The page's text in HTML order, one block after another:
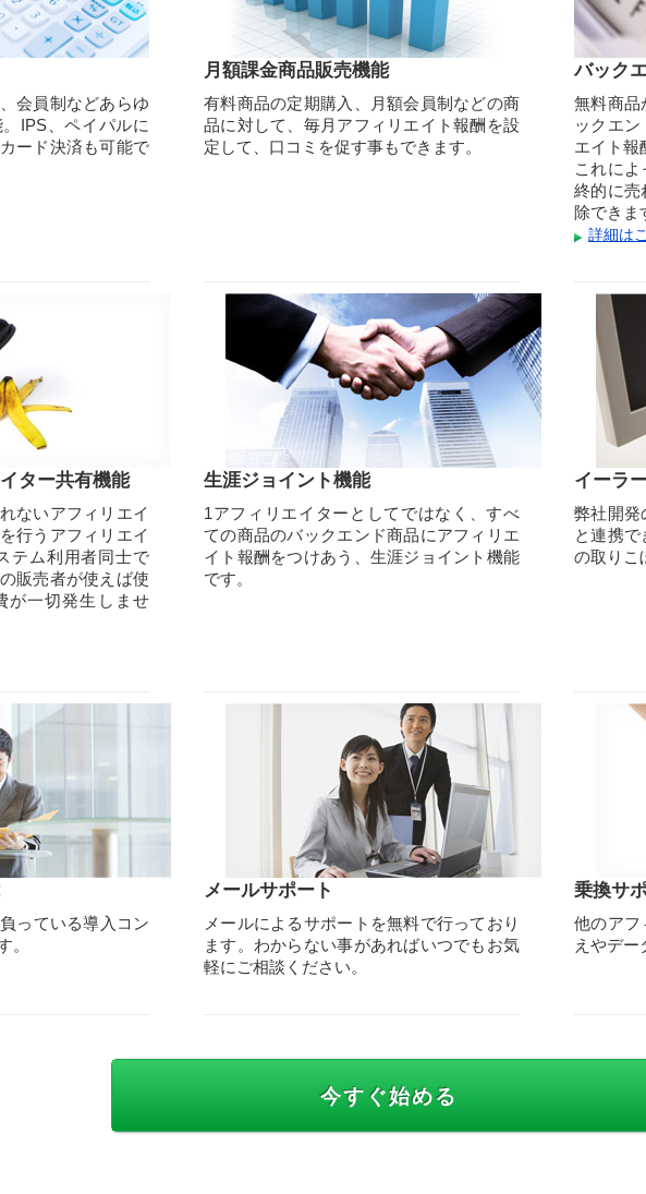
会員制などあらゆ
IPS、ペイパルに
ード決済も可能で
月額課金商品販売機能
有料商品の定期購入、月額会員制などの商
品に対して、毎月アフィリエイト報酬を設
定して、口コミを促す事もできます。
バック
無料商品
ックエン
エイト報
これに
終的に売
除できま
詳細は
ター共有機能
ないアフィリエイ
行うアフィリエイ
テム利用者同士で
販売者が使えば使
が一切発生しませ
生涯ジョイント機能
1アフィリエイターとしてではなく、すべ
ての商品のバックエンド商品にアフィリエ
イト報酬をつけあう、生涯ジョイント機能
です。
イーラ
弊社開発
と連携
の取りこ
っている導入コン
。
メールサポート
メールによるサポートを無料で行っており
ます。わからない事があればいつでもお気
軽にご相談ください。
乗換サ
他のアフ
えやデー
今すぐ始める